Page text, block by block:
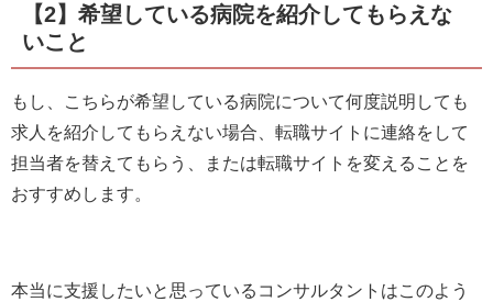
【2】希望している病院を紹介してもらえな
いこと
もし、こちらが希望している病院について何度説明しても
求人を紹介してもらえない場合、転職サイトに連絡をして
担当者を替えてもらう、または転職サイトを変えることを
おすすめします。
本当に支援したいと思っているコンサルタントはこのよう